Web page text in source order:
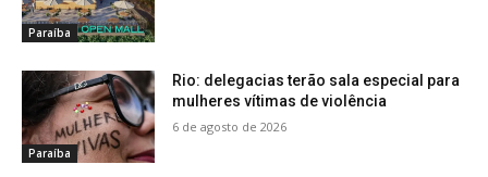
Paraíba
Paraíba
Rio: delegacias terão sala especial para
mulheres vítimas de violência
6 de agosto de 2026